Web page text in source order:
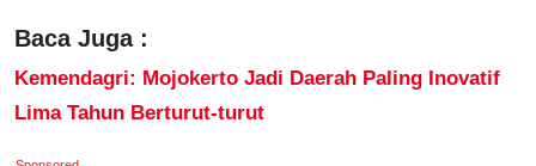
Baca Juga :
Kemendagri: Mojokerto Jadi Daerah Paling Inovatif
Lima Tahun Berturut-turut